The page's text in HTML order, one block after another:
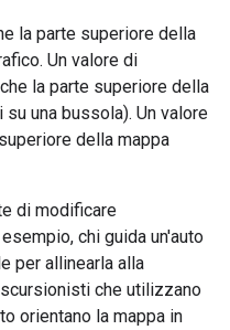
la parte superiore della
Un valore di
la parte superiore della
una bussola). Un valore
della mappa
di modificare
chi guida un'auto
per allinearla alla
che utilizzano
orientano la mappa in